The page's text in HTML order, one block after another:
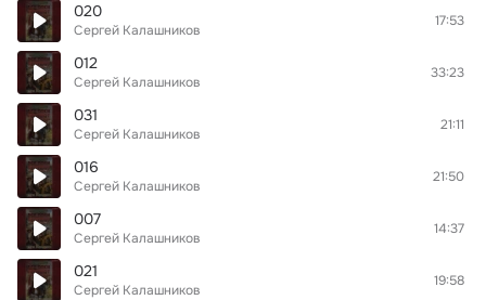
020
Сергей Калашников
17:53
012
Сергей Калашников
33:23
031
Сергей Калашников
21:11
016
Сергей Калашников
21:50
007
Сергей Калашников
14:37
021
Сергей Калашников
19:58